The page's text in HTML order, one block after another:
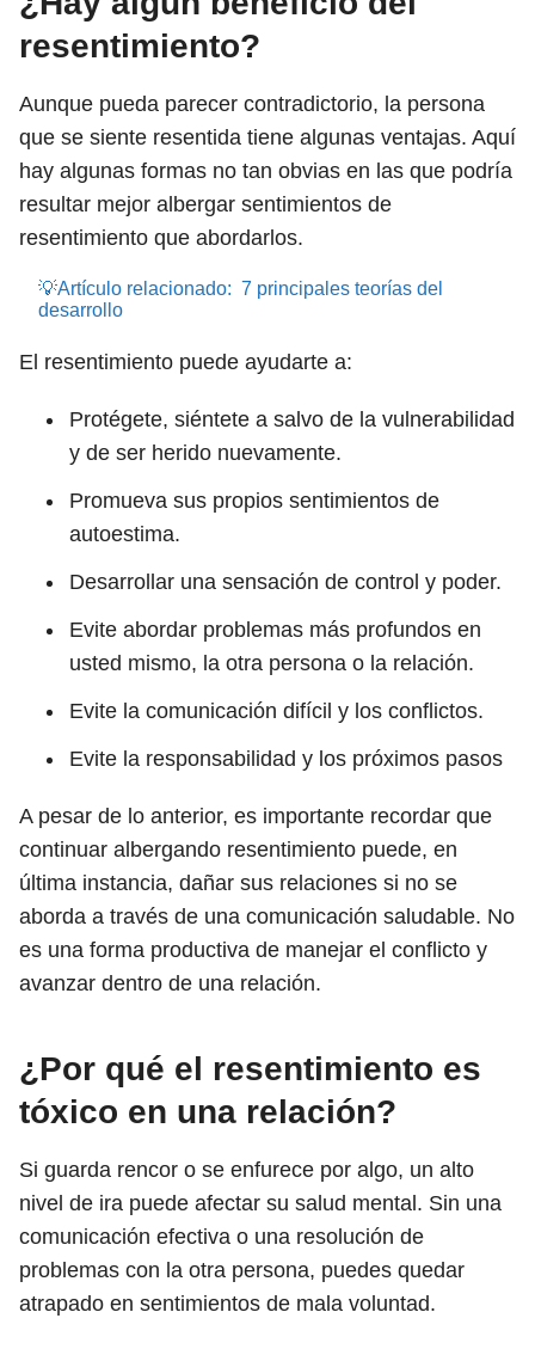
resentimiento?
Aunque pueda parecer contradictorio, la persona
que se siente resentida tiene algunas ventajas. Aquí
hay algunas formas no tan obvias en las que podría
resultar mejor albergar sentimientos de
resentimiento que abordarlos.
💡Artículo relacionado: 7 principales teorías del
desarrollo
El resentimiento puede ayudarte a:
Protégete, siéntete a salvo de la vulnerabilidad
y de ser herido nuevamente.
Promueva sus propios sentimientos de
autoestima.
Desarrollar una sensación de control y poder.
Evite abordar problemas más profundos en
usted mismo, la otra persona o la relación.
Evite la comunicación difícil y los conflictos.
Evite la responsabilidad y los próximos pasos
A pesar de lo anterior, es importante recordar que
continuar albergando resentimiento puede, en
última instancia, dañar sus relaciones si no se
aborda a través de una comunicación saludable. No
es una forma productiva de manejar el conflicto y
avanzar dentro de una relación.
¿Por qué el resentimiento es
tóxico en una relación?
Si guarda rencor o se enfurece por algo, un alto
nivel de ira puede afectar su salud mental. Sin una
comunicación efectiva o una resolución de
problemas con la otra persona, puedes quedar
atrapado en sentimientos de mala voluntad.